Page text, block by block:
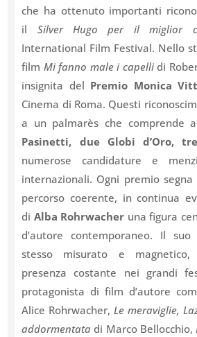
che ha ottenuto importanti
il Silver Hugo per il miglior
International Film Festival. Nello
film Mi fanno male i capelli di
insignita del Premio Monica
Cinema di Roma. Questi
a un palmarès che comprende
Pasinetti, due Globi d’Oro,
numerose candidature e
internazionali. Ogni premio
percorso coerente, in continua
di Alba Rohrwacher una figura
d’autore contemporaneo. Il
stesso misurato e
presenza costante nei grandi
protagonista di film d’autore
Alice Rohrwacher,Le meraviglie,
addormentata di Marco Bellocchio,